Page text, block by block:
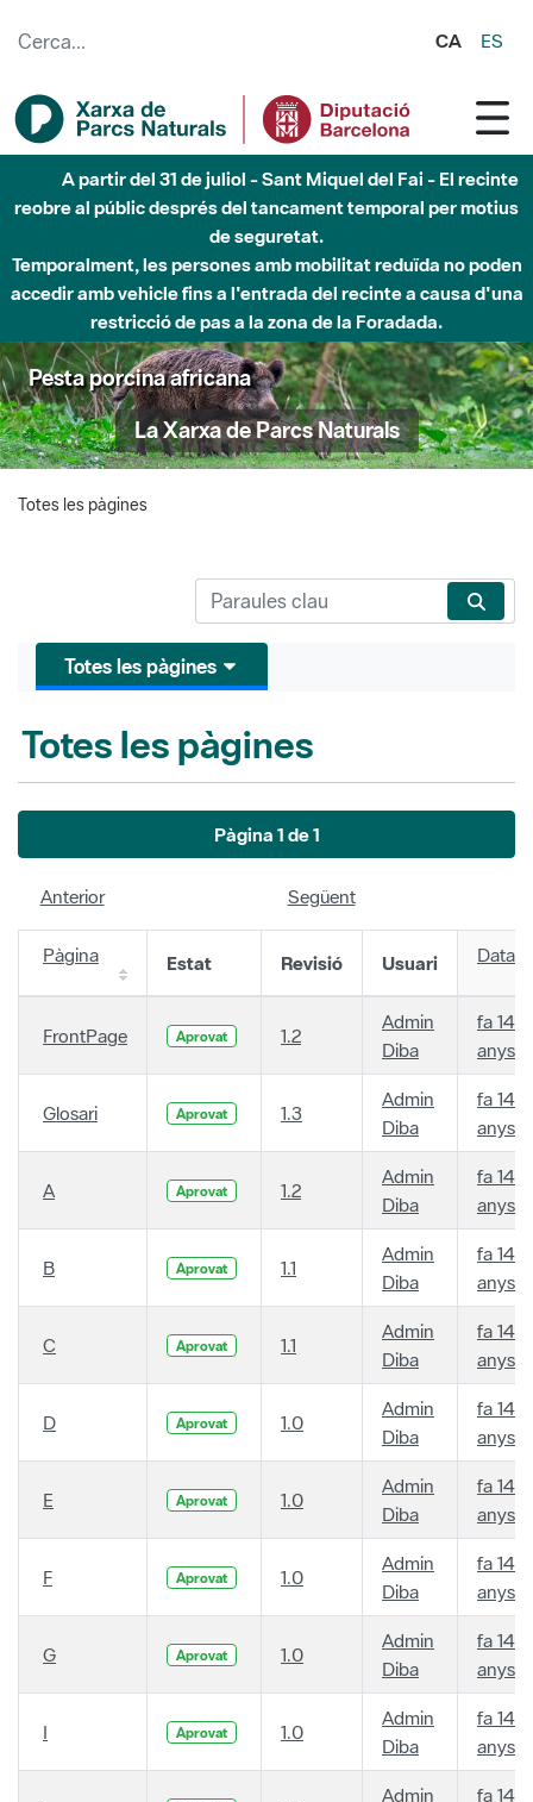
CA ES
A partir del 31 de juliol - Sant Miquel del Fai - El recinte
reobre al públic després del tancament temporal per motius
de seguretat.
Temporalment, les persones amb mobilitat reduïda no poden
accedir amb vehicle fins a l'entrada del recinte a causa d'una
restricció de pas a la zona de la Foradada.
Pesta porcina africana
La Xarxa de Parcs Naturals
Totes les pàgines
Totes les pàgines
Totes les pàgines
Pàgina 1 de 1
Anterior Següent
Pàgina Estat Revisió Usuari Data
FrontPage Aprovat 1.2
Admin
Diba
fa 14
anys
Glosari Aprovat 1.3
Admin
Diba
fa 14
anys
A Aprovat 1.2
Admin
Diba
fa 14
anys
B Aprovat 1.1
Admin
Diba
fa 14
anys
C Aprovat 1.1
Admin
Diba
fa 14
anys
D Aprovat 1.0
Admin
Diba
fa 14
anys
E Aprovat 1.0
Admin
Diba
fa 14
anys
F Aprovat 1.0
Admin
Diba
fa 14
anys
G Aprovat 1.0
Admin
Diba
fa 14
anys
I Aprovat 1.0
Admin
Diba
fa 14
anys
Admin
fa 14